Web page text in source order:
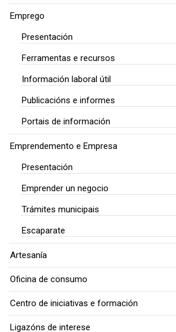
Emprego
Presentación
Ferramentas e recursos
Información laboral útil
Publicacións e informes
Portais de información
Emprendemento e Empresa
Presentación
Emprender un negocio
Trámites municipais
Escaparate
Artesanía
Oficina de consumo
Centro de iniciativas e formación
Ligazóns de interese